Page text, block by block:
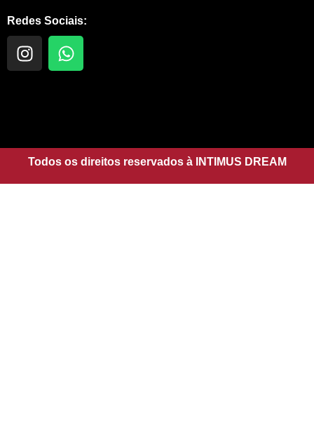
Redes Sociais:
I
n
r
a
m
W
h
p
p
Todos os direitos reservados à INTIMUS DREAM